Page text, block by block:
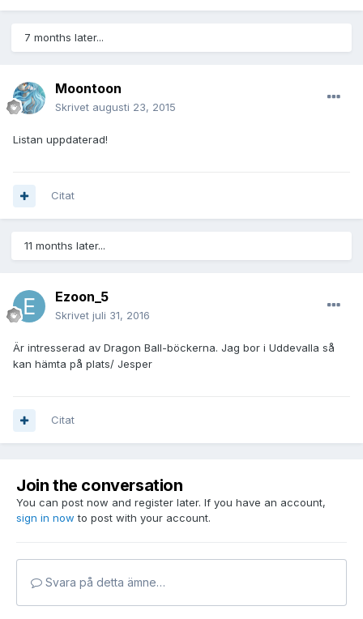
7 months later...
Moontoon
Skrivet augusti 23, 2015
Listan uppdaterad!
Citat
11 months later...
Ezoon_5
Skrivet juli 31, 2016
Är intresserad av Dragon Ball-böckerna. Jag bor i Uddevalla så
kan hämta på plats/ Jesper
Citat
Join the conversation
You can post now and register later. If you have an account,
sign in now to post with your account.
Svara på detta ämne…